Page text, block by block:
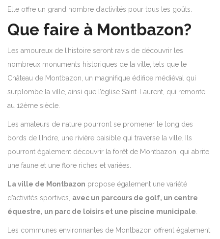
Elle offre un grand nombre d’activités pour tous les goûts.
Que faire à Montbazon?
Les amoureux de l’histoire seront ravis de découvrir les
nombreux monuments historiques de la ville, tels que le
Château de Montbazon, un magnifique édifice médiéval qui
surplombe la ville, ainsi que l’église Saint-Laurent, qui remonte
au 12ème siècle.
Les amateurs de nature pourront se promener le long des
bords de l’Indre, une rivière paisible qui traverse la ville. Ils
pourront également découvrir la forêt de Montbazon, qui abrite
une faune et une flore riches et variées.
La ville de Montbazon propose également une variété
d’activités sportives, avec un parcours de golf, un centre
équestre, un parc de loisirs et une piscine municipale
Les communes environnantes de Montbazon offrent également